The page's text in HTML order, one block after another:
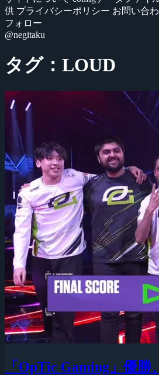
供 プライバシーポリシー お問い合
フォロー
@negitaku
タグ：LOUD
「OpTic Gaming」優勝